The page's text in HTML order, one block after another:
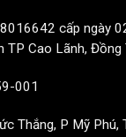
cấp ngày
TP Cao Lãnh, Đồng
001
Thắng, P Mỹ Phú,